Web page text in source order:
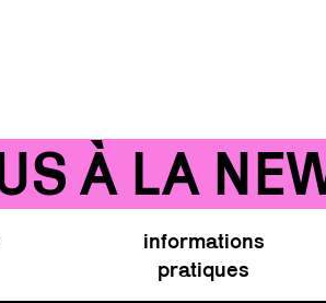
À LA
informations
pratiques